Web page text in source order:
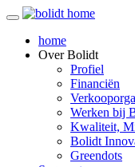
home
OverBolidt
Profiel
Financiën
Werken bij
Kwaliteit,
Bolidt
Greendots